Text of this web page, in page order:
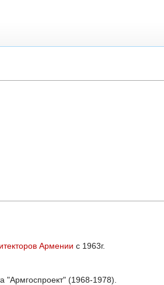
Армении с 1963г.
"Армгоспроект" (1968-1978).